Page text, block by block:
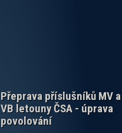
Přeprava příslušníků MV a
VB letouny ČSA - úprava
povolování